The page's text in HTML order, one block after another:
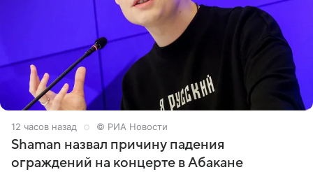
12 часов назад © РИА Новости
Shaman назвал причину падения
ограждений на концерте в Абакане